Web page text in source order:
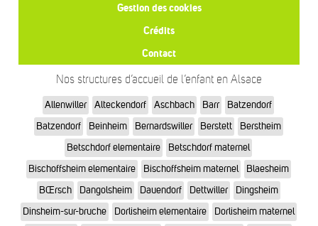
Gestion des cookies
Crédits
Contact
Nos structures d’accueil de l’enfant en Alsace
Allenwiller Alteckendorf Aschbach Barr
Batzendorf
Batzendorf
Beinheim Bernardswiller Berstett
Berstheim
Betschdorf elementaire
Betschdorf maternel
Bischoffsheim elementaire
Bischoffsheim maternel
Blaesheim
BŒrsch
Dangolsheim Dauendorf Dettwiller
Dingsheim
Dinsheim-sur-bruche
Dorlisheim elementaire
Dorlisheim maternel